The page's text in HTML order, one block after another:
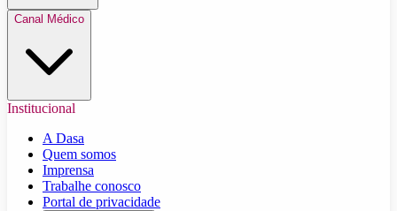
Canal Médico
Institucional
A Dasa
Quem somos
Imprensa
Trabalhe conosco
Portal de privacidade